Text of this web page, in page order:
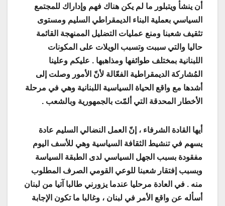
أن ينشأ ويتبلور ما لم يكن هناك فهم وإداراك للمجتمع
السياسي بعملية البناء الديمقراطي السليم ومستوى
تثقيف شعبنا ومنع عمليات التضليل الممنهجة القائمة
حاليا والتي سببت وتسبب الويلات على المكونات
اللبنانية بمختلف طوائفها ومذاهبها . عليكم وعلينا
المُشاركة الديمقراطية الفعّالة لأنّ الأمور وصلت إلى
أشدها مع واقع الحياة السياسية اللبنانية وهي في مرحلة
الأخطار المحدقة التي ألمّت بالجمهورية وبالشعب .
أيها القادة الشرفاء ، إنّ العمل النضالي السليم عادة
يسهم في تنشيط الثقافة السياسية وهي للأسف اليوم
مفقودة بسبب الجهل السياسي لدى الطبقة السياسة
وبسبب إفتقار شعبنا للوعي القومي الصرف المطلوب
منه . في العادة مرحليا عندما يزورني طالبا آتيا من لبنان
أسأله عن واقع الأمر في لبنان ، وغالبا ما تكون الإجابة